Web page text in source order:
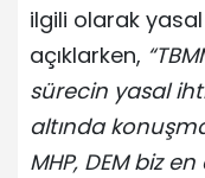
ilgili olarak yasal
açıklarken,
sürecin yasal
altında
MHP, DEM biz